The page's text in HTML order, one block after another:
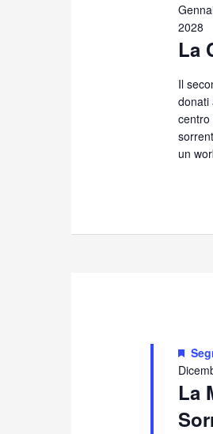
2026La
2028
Il
donati
centro
un
La